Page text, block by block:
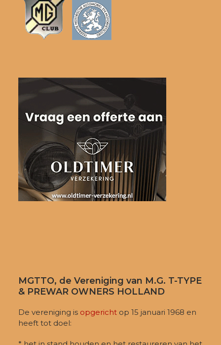
MGTTO, de Vereniging van M.G. T-TYPE
& PREWAR OWNERS HOLLAND
De vereniging is opgericht op 15 januari 1968 en
heeft tot doel: